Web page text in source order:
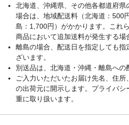
JANコード
4550317223884
北海道、沖縄県、その他各都道府県
場合は、地域配送料（北海道：500
島：1,700円）がかかります。これ
商品において追加送料が発生する場
離島の場合、配送日を指定しても
ざいます。
別送品は、北海道・沖縄・離島への
ご入力いただいたお届け先名、住
の出荷元に開示します。プライバ
重に取り扱います。